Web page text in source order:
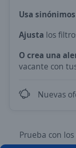
Usa
Ajusta los
O crea una
vacante con
Nuevas
Prueba con